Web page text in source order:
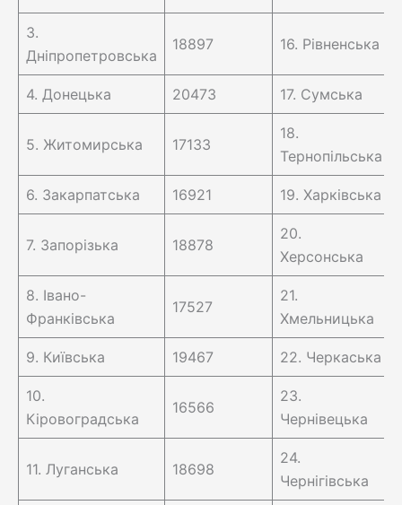
3.
Дніпропетровська
18897 16. Рівненська
4. Донецька 20473 17. Сумська
5. Житомирська 17133
18.
Тернопільська
6. Закарпатська 16921 19. Харківська
7. Запорізька 18878
20.
Херсонська
8. Івано-
Франківська
17527
21.
Хмельницька
9. Київська 19467 22. Черкаська
10.
Кіровоградська
16566
23.
Чернівецька
11. Луганська 18698
24.
Чернігівська